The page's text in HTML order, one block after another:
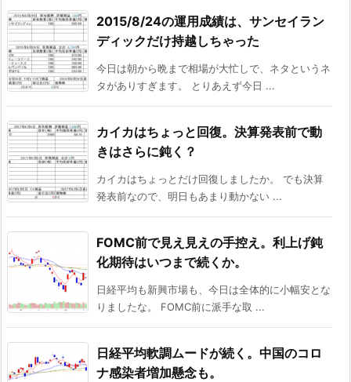
2015/8/24の運用成績は、サンセイラン
ディックだけ持越しちゃった
今日は朝から晩まで相場が大忙しで、ネタというネ
タがありすぎます。 とりあえず今日 ...
カイカはちょっと回復。決算発表前で動
きはさらに鈍く？
カイカはちょっとだけ回復しましたか。 でも決算
発表前なので、明日もあまり動かない ...
FOMC前で見え見えの手控え。利上げ鈍
化期待はいつまで続くか。
日経平均も新興市場も、今日は全体的に小幅安とな
りましたな。 FOMC前に派手な取 ...
日経平均軟調ムードが続く。中国のコロ
ナ感染者増加懸念も。